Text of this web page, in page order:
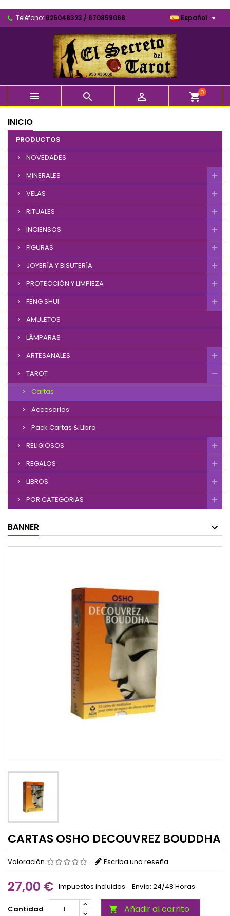
Teléfono: 625048323 / 670859068 Español 
   shopping_cart0
INICIO
PRODUCTOS
NOVEDADES
MINERALES
VELAS
RITUALES
INCIENSOS
FIGURAS
JOYERÍA Y BISUTERÍA
PROTECCIÓN Y LIMPIEZA
FENG SHUI
AMULETOS
LÁMPARAS
ARTESANALES
TAROT
Cartas
Accesorios
Pack Cartas & Libro
RELIGIOSOS
REGALOS
LIBROS
POR CATEGORIAS
BANNER
CARTAS OSHO DECOUVREZ BOUDDHA
Valoración Escriba una reseña
27,00 € Impuestos incluidos Envío: 24/48 Horas
Cantidad  Añadir al carrito